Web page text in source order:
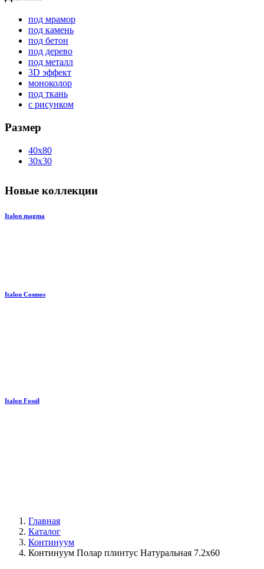
под мрамор
под камень
под бетон
под дерево
под металл
3D эффект
моноколор
под ткань
с рисунком
Размер
40x80
30x30
Новые коллекции
Italon magma
Italon Cosmos
Italon Fossil
Главная
Каталог
Континуум
Континуум Полар плинтус Натуральная 7.2x60